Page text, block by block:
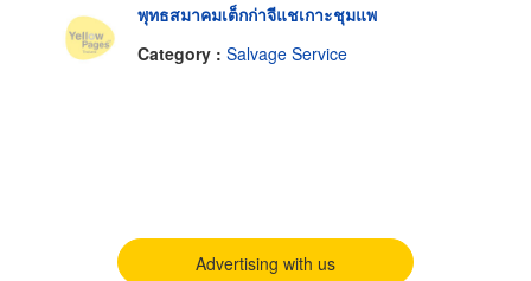
พุทธสมาคมเต็กก่าจีแชเกาะชุมแพ
Category : Salvage Service
Advertising with us